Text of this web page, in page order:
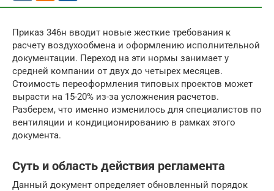
Приказ 346н вводит новые жесткие требования к
расчету воздухообмена и оформлению исполнительной
документации. Переход на эти нормы занимает у
средней компании от двух до четырех месяцев.
Стоимость переоформления типовых проектов может
вырасти на 15-20% из-за усложнения расчетов.
Разберем, что именно изменилось для специалистов по
вентиляции и кондиционированию в рамках этого
документа.
Суть и область действия регламента
Данный документ определяет обновленный порядок